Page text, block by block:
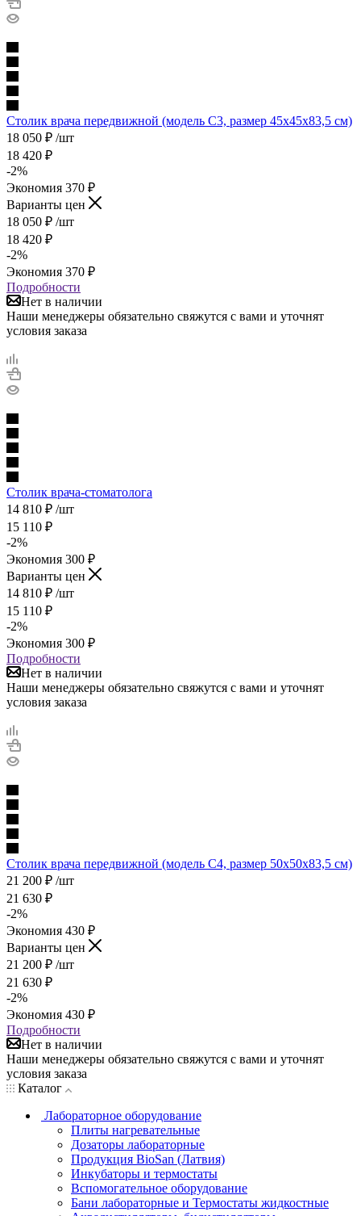
Столик врача передвижной (модель С3, размер 45х45х83,5 см)
18 050 ₽ /шт
18 420 ₽
-2%
Экономия 370 ₽
Варианты цен
18 050 ₽ /шт
18 420 ₽
-2%
Экономия 370 ₽
Подробности
Нет в наличии
Наши менеджеры обязательно свяжутся с вами и уточнят
условия заказа
Столик врача-стоматолога
14 810 ₽ /шт
15 110 ₽
-2%
Экономия 300 ₽
Варианты цен
14 810 ₽ /шт
15 110 ₽
-2%
Экономия 300 ₽
Подробности
Нет в наличии
Наши менеджеры обязательно свяжутся с вами и уточнят
условия заказа
Столик врача передвижной (модель С4, размер 50х50х83,5 см)
21 200 ₽ /шт
21 630 ₽
-2%
Экономия 430 ₽
Варианты цен
21 200 ₽ /шт
21 630 ₽
-2%
Экономия 430 ₽
Подробности
Нет в наличии
Наши менеджеры обязательно свяжутся с вами и уточнят
условия заказа
Каталог
Лабораторное оборудование
Плиты нагревательные
Дозаторы лабораторные
Продукция BioSan (Латвия)
Инкубаторы и термостаты
Вспомогательное оборудование
Бани лабораторные и Термостаты жидкостные